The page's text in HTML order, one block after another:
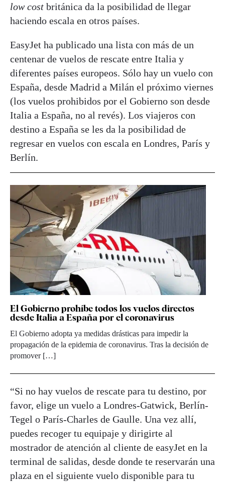
low cost británica da la posibilidad de llegar
haciendo escala en otros países.
EasyJet ha publicado una lista con más de un
centenar de vuelos de rescate entre Italia y
diferentes países europeos. Sólo hay un vuelo con
España, desde Madrid a Milán el próximo viernes
(los vuelos prohibidos por el Gobierno son desde
Italia a España, no al revés). Los viajeros con
destino a España se les da la posibilidad de
regresar en vuelos con escala en Londres, París y
Berlín.
El Gobierno prohíbe todos los vuelos directos
desde Italia a España por el coronavirus
El Gobierno adopta ya medidas drásticas para impedir la
propagación de la epidemia de coronavirus. Tras la decisión de
promover […]
“Si no hay vuelos de rescate para tu destino, por
favor, elige un vuelo a Londres-Gatwick, Berlín-
Tegel o París-Charles de Gaulle. Una vez allí,
puedes recoger tu equipaje y dirigirte al
mostrador de atención al cliente de easyJet en la
terminal de salidas, desde donde te reservarán una
plaza en el siguiente vuelo disponible para tu